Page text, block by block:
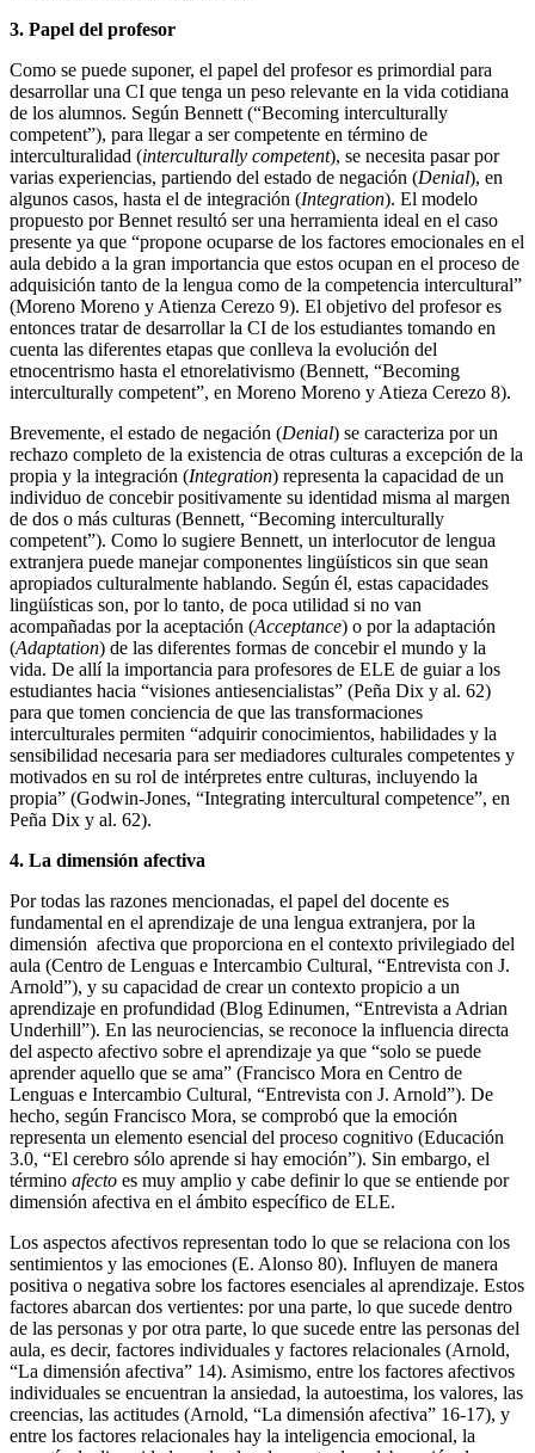
3. Papel del profesor
Como se puede suponer, el papel del profesor es primordial para
desarrollar una CI que tenga un peso relevante en la vida cotidiana
de los alumnos. Según Bennett (“Becoming interculturally
competent”), para llegar a ser competente en término de
interculturalidad (interculturally competent), se necesita pasar por
varias experiencias, partiendo del estado de negación (Denial), en
algunos casos, hasta el de integración (Integration). El modelo
propuesto por Bennet resultó ser una herramienta ideal en el caso
presente ya que “propone ocuparse de los factores emocionales en el
aula debido a la gran importancia que estos ocupan en el proceso de
adquisición tanto de la lengua como de la competencia intercultural”
(Moreno Moreno y Atienza Cerezo 9). El objetivo del profesor es
entonces tratar de desarrollar la CI de los estudiantes tomando en
cuenta las diferentes etapas que conlleva la evolución del
etnocentrismo hasta el etnorelativismo (Bennett, “Becoming
interculturally competent”, en Moreno Moreno y Atieza Cerezo 8).
Brevemente, el estado de negación (Denial) se caracteriza por un
rechazo completo de la existencia de otras culturas a excepción de la
propia y la integración (Integration) representa la capacidad de un
individuo de concebir positivamente su identidad misma al margen
de dos o más culturas (Bennett, “Becoming interculturally
competent”). Como lo sugiere Bennett, un interlocutor de lengua
extranjera puede manejar componentes lingüísticos sin que sean
apropiados culturalmente hablando. Según él, estas capacidades
lingüísticas son, por lo tanto, de poca utilidad si no van
acompañadas por la aceptación (Acceptance) o por la adaptación
(Adaptation) de las diferentes formas de concebir el mundo y la
vida. De allí la importancia para profesores de ELE de guiar a los
estudiantes hacia “visiones antiesencialistas” (Peña Dix y al. 62)
para que tomen conciencia de que las transformaciones
interculturales permiten “adquirir conocimientos, habilidades y la
sensibilidad necesaria para ser mediadores culturales competentes y
motivados en su rol de intérpretes entre culturas, incluyendo la
propia” (Godwin-Jones, “Integrating intercultural competence”, en
Peña Dix y al. 62).
4. La dimensión afectiva
Por todas las razones mencionadas, el papel del docente es
fundamental en el aprendizaje de una lengua extranjera, por la
dimensión afectiva que proporciona en el contexto privilegiado del
aula (Centro de Lenguas e Intercambio Cultural, “Entrevista con J.
Arnold”), y su capacidad de crear un contexto propicio a un
aprendizaje en profundidad (Blog Edinumen, “Entrevista a Adrian
Underhill”). En las neurociencias, se reconoce la influencia directa
del aspecto afectivo sobre el aprendizaje ya que “solo se puede
aprender aquello que se ama” (Francisco Mora en Centro de
Lenguas e Intercambio Cultural, “Entrevista con J. Arnold”). De
hecho, según Francisco Mora, se comprobó que la emoción
representa un elemento esencial del proceso cognitivo (Educación
3.0, “El cerebro sólo aprende si hay emoción”). Sin embargo, el
término afecto es muy amplio y cabe definir lo que se entiende por
dimensión afectiva en el ámbito específico de ELE.
Los aspectos afectivos representan todo lo que se relaciona con los
sentimientos y las emociones (E. Alonso 80). Influyen de manera
positiva o negativa sobre los factores esenciales al aprendizaje. Estos
factores abarcan dos vertientes: por una parte, lo que sucede dentro
de las personas y por otra parte, lo que sucede entre las personas del
aula, es decir, factores individuales y factores relacionales (Arnold,
“La dimensión afectiva” 14). Asimismo, entre los factores afectivos
individuales se encuentran la ansiedad, la autoestima, los valores, las
creencias, las actitudes (Arnold, “La dimensión afectiva” 16-17), y
entre los factores relacionales hay la inteligencia emocional, la